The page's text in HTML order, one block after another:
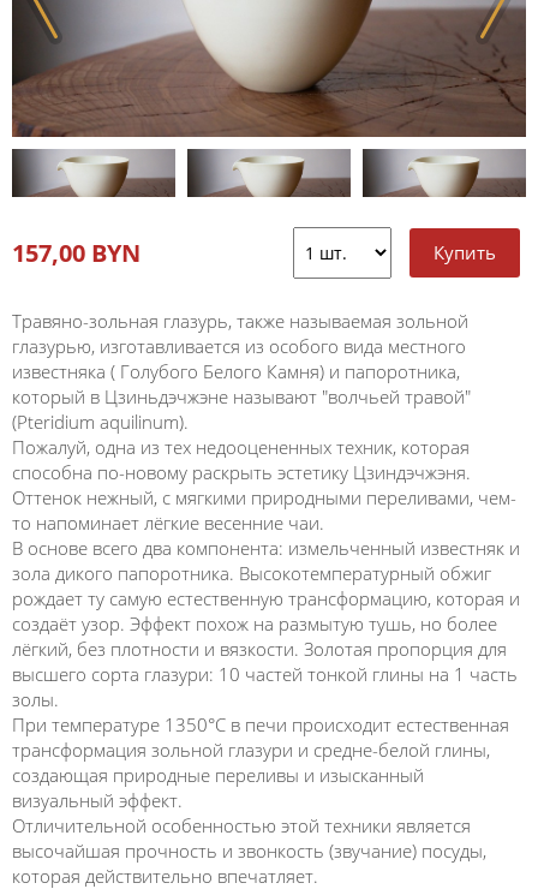
157,00 BYN
Травяно-зольная глазурь, также называемая зольной
глазурью, изготавливается из особого вида местного
известняка ( Голубого Белого Камня) и папоротника,
который в Цзиньдэчжэне называют "волчьей травой"
(Pteridium aquilinum).
Пожалуй, одна из тех недооцененных техник, которая
способна по-новому раскрыть эстетику Цзиндэчжэня.
Оттенок нежный, с мягкими природными переливами, чем-
то напоминает лёгкие весенние чаи.
В основе всего два компонента: измельченный известняк и
зола дикого папоротника. Высокотемпературный обжиг
рождает ту самую естественную трансформацию, которая и
создаёт узор. Эффект похож на размытую тушь, но более
лёгкий, без плотности и вязкости. Золотая пропорция для
высшего сорта глазури: 10 частей тонкой глины на 1 часть
золы.
При температуре 1350°C в печи происходит естественная
трансформация зольной глазури и средне-белой глины,
создающая природные переливы и изысканный
визуальный эффект.
Отличительной особенностью этой техники является
высочайшая прочность и звонкость (звучание) посуды,
которая действительно впечатляет.